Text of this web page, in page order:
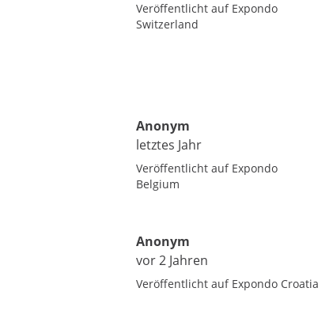
Veröffentlicht auf Expondo
Switzerland
Anonym
letztes Jahr
Veröffentlicht auf Expondo
Belgium
Anonym
vor 2 Jahren
Veröffentlicht auf Expondo Croatia